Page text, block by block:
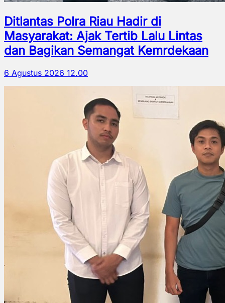
Ditlantas Polra Riau Hadir di
Masyarakat: Ajak Tertib Lalu Lintas
dan Bagikan Semangat Kemrdekaan
6 Agustus 2026 12.00